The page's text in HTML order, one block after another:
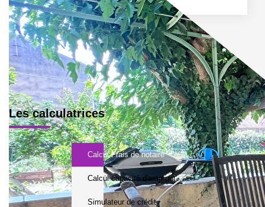
Les calculatrices
Calcul Frais de notaire
Calcul capacité d'emprunt
Simulateur de crédit